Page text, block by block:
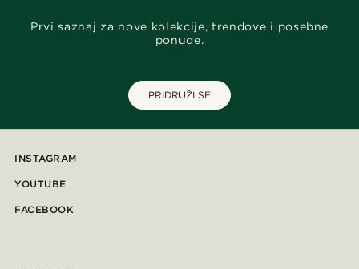
Prvi saznaj za nove kolekcije, trendove i posebne
ponude.
PRIDRUŽI SE
INSTAGRAM
YOUTUBE
FACEBOOK